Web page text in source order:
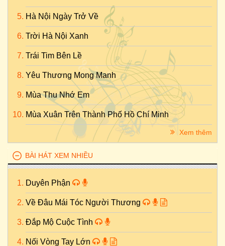
Hà Nội Ngày Trở Về
Trời Hà Nội Xanh
Trái Tim Bên Lề
Yêu Thương Mong Manh
Mùa Thu Nhớ Em
Mùa Xuân Trên Thành Phố Hồ Chí Minh
Xem thêm
BÀI HÁT XEM NHIỀU
Duyên Phận
Về Đâu Mái Tóc Người Thương
Đắp Mộ Cuộc Tình
Nối Vòng Tay Lớn